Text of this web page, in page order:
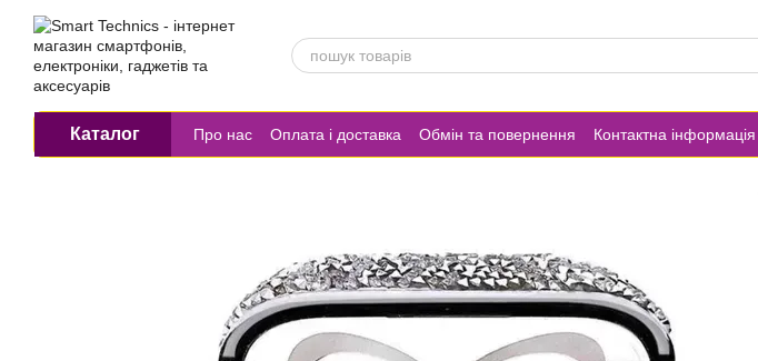
Перейти до основного контенту
Каталог Про нас Оплата і доставка Обмін та повернення Контактна інформація